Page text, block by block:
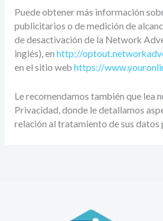
Puede obtener más información
publicitarios o de medición de
de desactivación de la Network
inglés), en http://
en el sitio web https://
Le recomendamos también que lea
Privacidad, donde le detallamos
relación al tratamiento de sus datos